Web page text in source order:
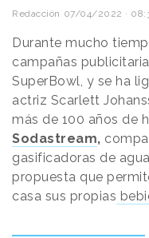
Redacción 07/04/2022 ·
Durante mucho
campañas
SuperBowl, y se ha
actriz Scarlett
más de 100 años de
Sodastream,
gasificadoras de
propuesta que
casa sus propias